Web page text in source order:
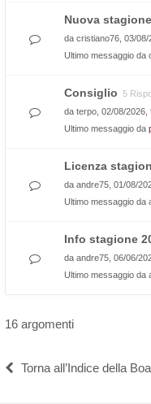
Nuova stagione
da cristiano76 , 03/
Ultimo messaggio da
Consiglio 5
da terpo , 02/08/2026,
Ultimo messaggio da
Licenza
da andre75 , 01/08/
Ultimo messaggio da
Info stagione
da andre75 , 06/06/
Ultimo messaggio da
16 argomenti
Torna all’Indice della